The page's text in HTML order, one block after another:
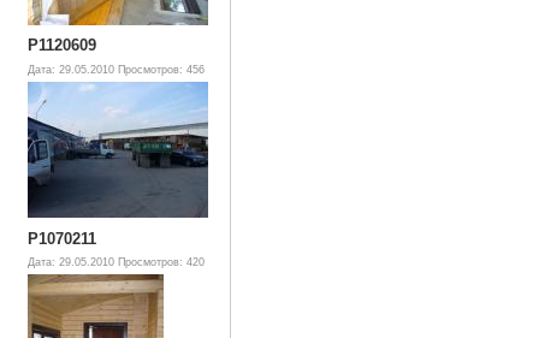
P1120609
Дата: 29.05.2010 Просмотров: 456
P1070211
Дата: 29.05.2010 Просмотров: 420